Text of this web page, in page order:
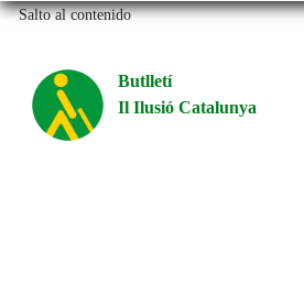
Salto al contenido
Butlletí
Il Ilusió Catalunya